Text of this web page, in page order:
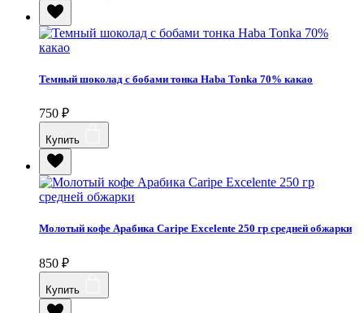
Темный шоколад с бобами тонка Haba Tonka 70% какао
750 ₽
Купить
Молотый кофе Арабика Caripe Excelente 250 гр средней обжарки
850 ₽
Купить